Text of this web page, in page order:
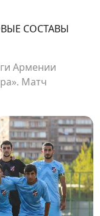
СОСТАВЫ
Армении
Матч